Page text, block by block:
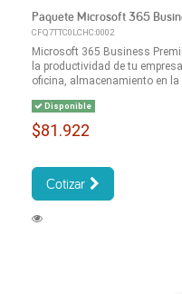
Paquete Microsoft 365
CFQ7TTC0LCHC:0002
Microsoft 365 Business
la productividad de tu
oficina, almacenamiento en
Disponible
$81.922
Cotizar